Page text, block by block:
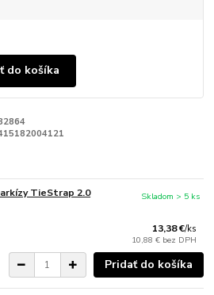
do košíka
TieStrap 2.0
13,38 €/ks
10,88 € bez DPH
Skladom > 5 ks
Pridať do košíka